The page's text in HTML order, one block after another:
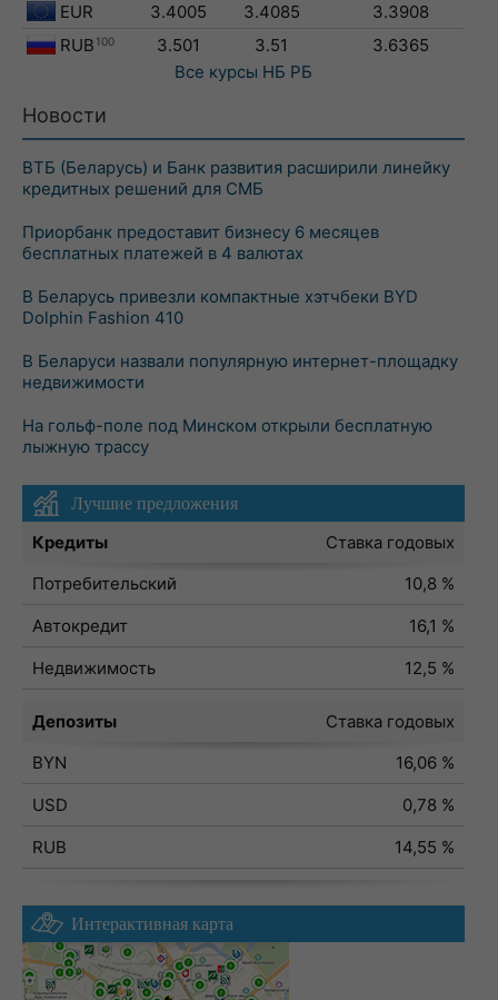
EUR
3.4005 3.4085
3.3908
RUB 100 3.501 3.51
3.6365
Все курсы НБ РБ
Новости
ВТБ (Беларусь) и Банк развития расширили линейку
кредитных решений для СМБ
Приорбанк предоставит бизнесу 6 месяцев
бесплатных платежей в 4 валютах
В Беларусь привезли компактные хэтчбеки BYD
Dolphin Fashion 410
В Беларуси назвали популярную интернет-площадку
недвижимости
На гольф-поле под Минском открыли бесплатную
лыжную трассу
Лучшие предложения
Кредиты
Ставка годовых
Потребительский
10,8 %
Автокредит
16,1 %
Недвижимость
12,5 %
Депозиты
Ставка годовых
BYN
16,06 %
USD
0,78 %
RUB
14,55 %
Интерактивная карта